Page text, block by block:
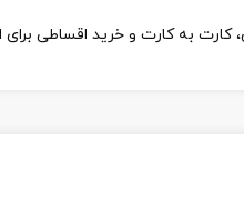
کارت به کارت و خرید اقساطی